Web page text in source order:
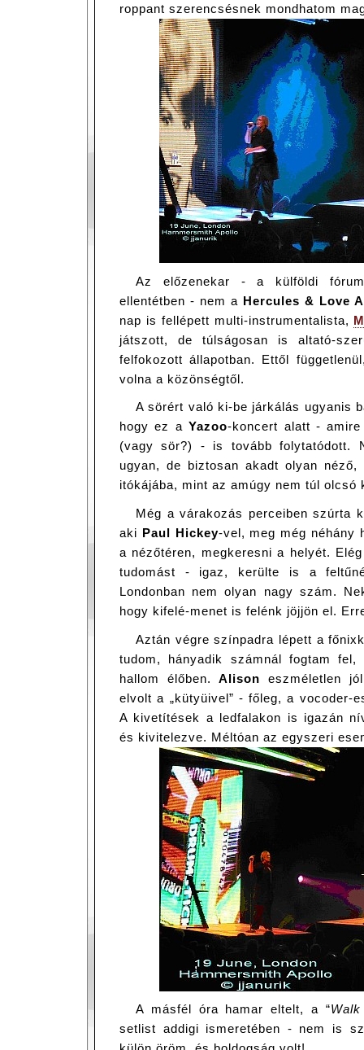
roppant szerencsésnek mondhatom
Az előzenekar - a külföldi
ellentétben - nem a Hercules & Love
nap is fellépett multi-instrumentalista,
játszott, de túlságosan is altató-
felfokozott állapotban. Ettől
volna a közönségtől.
A sörért való ki-be járkálás ugyanis
hogy ez aYazoo-koncert alatt -
(vagy sör?) - is tovább folytatódott.
ugyan, de biztosan akadt olyan
itókájába, mint az amúgy nem túl olcsó
Még a várakozás perceiben szúrta
aki Paul Hickey-vel, meg még néhány
a nézőtéren, megkeresni a helyét.
tudomást - igaz, kerülte is a
Londonban nem olyan nagy szám.
hogy kifelé-menet is felénk jöjjön el.
Aztán végre színpadra lépett a
tudom, hányadik számnál fogtam
hallom élőben.Alison eszméletlen
elvolt a „kütyüivel” - főleg, a vocoder-
A kivetítések a ledfalakon is igazán
és kivitelezve. Méltóan az egyszeri
A másfél óra hamar eltelt, a “
setlist addigi ismeretében - nem is